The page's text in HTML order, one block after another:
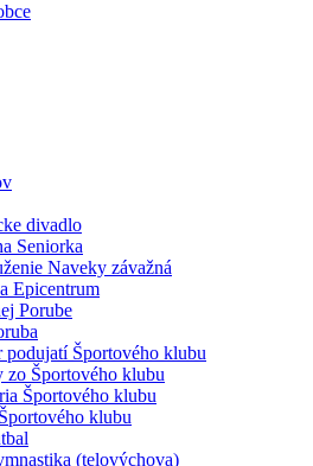
divadlo
Seniorka
Naveky závažná
Epicentrum
Porube
podujatí Športového klubu
zo Športového klubu
Športového klubu
klubu
(telovýchova)